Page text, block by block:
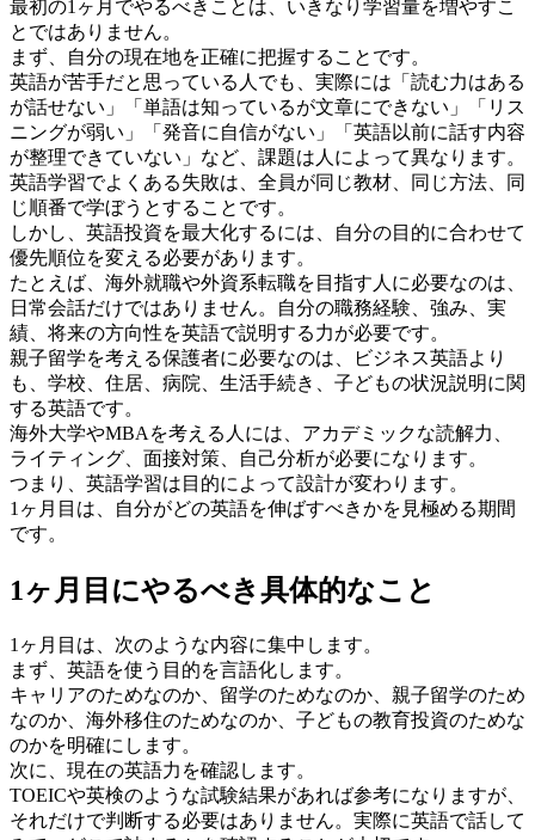
最初の1ヶ月でやるべきことは、いきなり学習量を増やすこ
とではありません。
まず、自分の現在地を正確に把握することです。
英語が苦手だと思っている人でも、実際には「読む力はある
が話せない」「単語は知っているが文章にできない」「リス
ニングが弱い」「発音に自信がない」「英語以前に話す内容
が整理できていない」など、課題は人によって異なります。
英語学習でよくある失敗は、全員が同じ教材、同じ方法、同
じ順番で学ぼうとすることです。
しかし、英語投資を最大化するには、自分の目的に合わせて
優先順位を変える必要があります。
たとえば、海外就職や外資系転職を目指す人に必要なのは、
日常会話だけではありません。自分の職務経験、強み、実
績、将来の方向性を英語で説明する力が必要です。
親子留学を考える保護者に必要なのは、ビジネス英語より
も、学校、住居、病院、生活手続き、子どもの状況説明に関
する英語です。
海外大学やMBAを考える人には、アカデミックな読解力、
ライティング、面接対策、自己分析が必要になります。
つまり、英語学習は目的によって設計が変わります。
1ヶ月目は、自分がどの英語を伸ばすべきかを見極める期間
です。
1ヶ月目にやるべき具体的なこと
1ヶ月目は、次のような内容に集中します。
まず、英語を使う目的を言語化します。
キャリアのためなのか、留学のためなのか、親子留学のため
なのか、海外移住のためなのか、子どもの教育投資のためな
のかを明確にします。
次に、現在の英語力を確認します。
TOEICや英検のような試験結果があれば参考になりますが、
それだけで判断する必要はありません。実際に英語で話して